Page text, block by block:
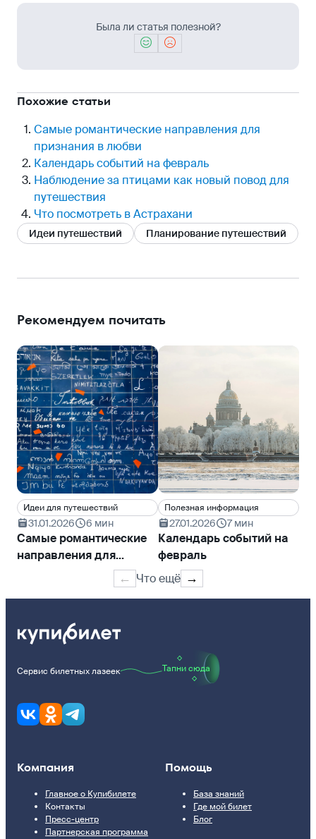
Была ли статья полезной?
Похожие статьи
Самые романтические направления для
признания в любви
Календарь событий на февраль
Наблюдение за птицами как новый повод для
путешествия
Что посмотреть в Астрахани
Идеи путешествий Планирование путешествий
Рекомендуем почитать
Идеи для путешествий
31.01.2026 6 мин
Самые романтические
направления для
признания в любви
Полезная информация
27.01.2026 7 мин
Календарь событий на
февраль
← Что ещё →
Сервис билетных лазеек Тапни сюда
Компания
Главное о Купибилете
Контакты
Пресс-центр
Партнерская программа
Помощь
База знаний
Где мой билет
Блог